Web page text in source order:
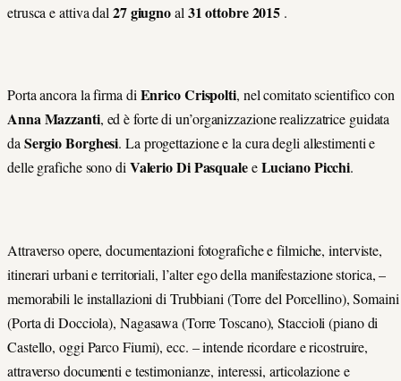
etrusca e attiva dal 27 giugnoal 31 ottobre 2015 .
Porta ancora la firma di Enrico Crispolti, nel comitato scientifico con
Anna Mazzanti, ed è forte di un’organizzazione realizzatrice guidata
da Sergio Borghesi. La progettazione e la cura degli allestimenti e
delle grafiche sono di Valerio Di PasqualeeLuciano Picchi.
Attraverso opere, documentazioni fotografiche e filmiche, interviste,
itinerari urbani e territoriali, l’alter ego della manifestazione storica, –
memorabili le installazioni di Trubbiani (Torre del Porcellino), Somaini
(Porta di Docciola), Nagasawa (Torre Toscano), Staccioli (piano di
Castello, oggi Parco Fiumi), ecc. – intende ricordare e ricostruire,
attraverso documenti e testimonianze, interessi, articolazione e